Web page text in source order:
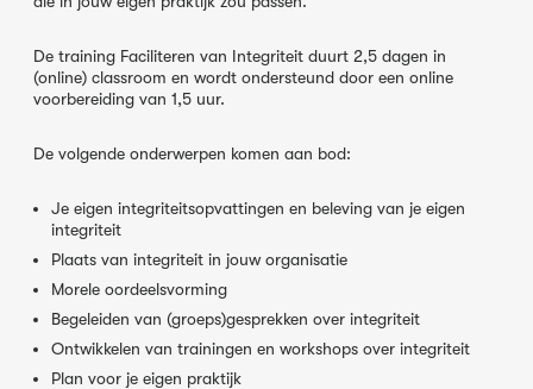
De training Faciliteren van Integriteit duurt 2,5 dagen in
(online) classroom en wordt ondersteund door een online
voorbereiding van 1,5 uur.
De volgende onderwerpen komen aan bod:
Je eigen integriteitsopvattingen en beleving van je eigen
integriteit
Plaats van integriteit in jouw organisatie
Morele oordeelsvorming
Begeleiden van (groeps)gesprekken over integriteit
Ontwikkelen van trainingen en workshops over integriteit
Plan voor je eigen praktijk